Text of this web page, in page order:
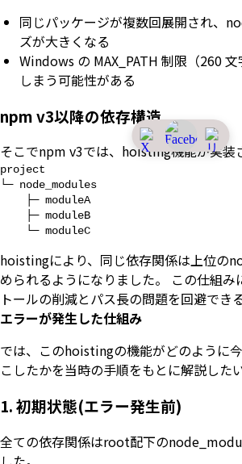
同じパッケージが複数回展開され、
ズが大きくなる
Windows の MAX_PATH 制限（260
しまう可能性がある
npm v3以降の依存構造
そこでnpm v3では、hoisting機能が実装
project
└─ node_modules
    ├─ moduleA
    ├─ moduleB
    └─ moduleC
hoistingにより、同じ依存関係は上位の
められるようになりました。 この仕組み
トールの削減とパス長の問題を回避でき
エラーが発生した仕組み
では、このhoistingの機能がどのように
こしたかを当時の手順をもとに解説した
1.初期状態(エラー発生前)
全ての依存関係はroot配下の